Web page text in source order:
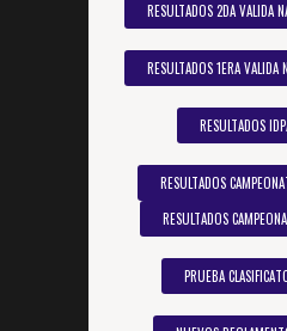
RESULTADOS 2DA VALIDA
RESULTADOS 1ERA
RESULTADOS
RESULTADOS
RESULTADOS
PRUEBA